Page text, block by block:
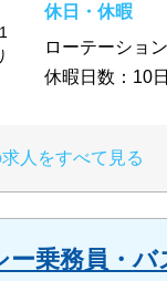
休日・休暇
ローテーショ
休暇日数：10日
人をすべて見る
ー乗務員・